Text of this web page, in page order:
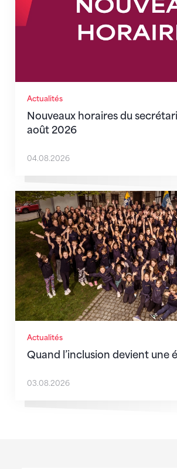
Actualités
Nouveaux horaires du
août 2026
04.08.2026
Actualités
Quand l’inclusion devient une
Quand l’inclusion devient une
03.08.2026